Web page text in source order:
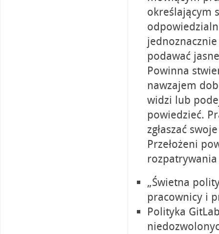
określającym
podawać
Powinna
nawzajem
widzi lub
powiedzieć.
zgłaszać
Przełożeni
rozpatrywania
„Świetna
pracownicy i
Polityka